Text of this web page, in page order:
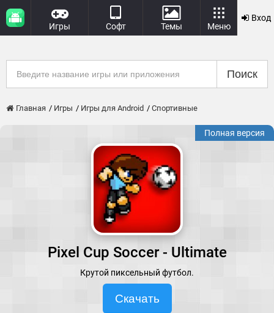
Игры Софт Темы Меню
Вход
Поиск
Главная Игры Игры для Android Спортивные
Полная версия
Pixel Cup Soccer - Ultimate
Крутой пиксельный футбол.
Скачать